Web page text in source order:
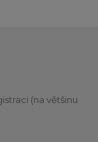
(na většinu